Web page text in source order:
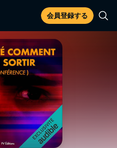
会員登録する